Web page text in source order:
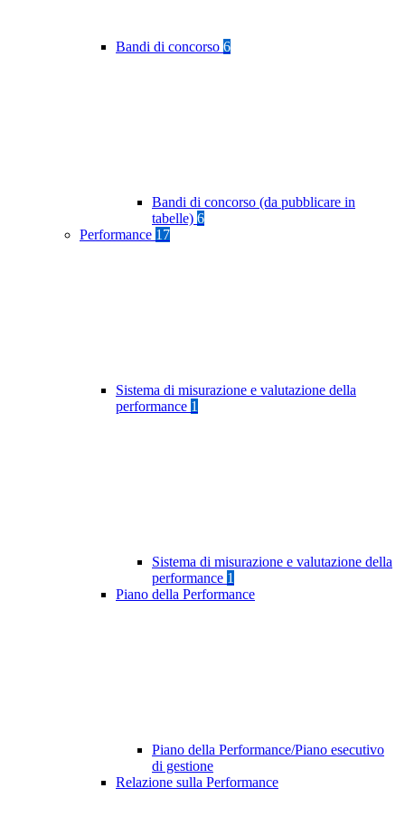
Bandi di concorso 6
Bandi di concorso (da pubblicare in
tabelle) 6
Performance 17
Sistema di misurazione e valutazione della
performance 1
Sistema di misurazione e valutazione della
performance 1
Piano della Performance
Piano della Performance/Piano esecutivo
di gestione
Relazione sulla Performance